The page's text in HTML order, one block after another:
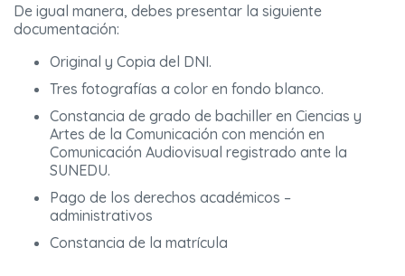
De igual manera, debes presentar la siguiente
documentación:
Original y Copia del DNI.
Tres fotografías a color en fondo blanco.
Constancia de grado de bachiller en Ciencias y
Artes de la Comunicación con mención en
Comunicación Audiovisual registrado ante la
SUNEDU.
Pago de los derechos académicos –
administrativos
Constancia de la matrícula